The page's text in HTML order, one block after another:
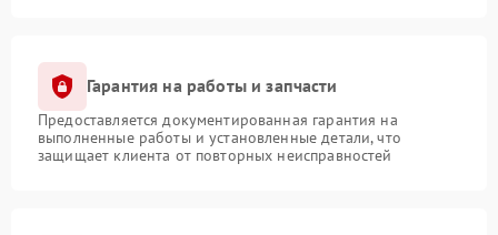
Гарантия на работы и запчасти
Предоставляется документированная гарантия на
выполненные работы и установленные детали, что
защищает клиента от повторных неисправностей